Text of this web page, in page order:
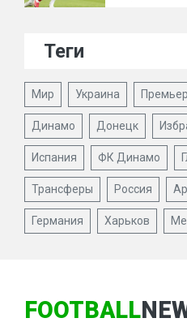
Теги
Мир Украина
Динамо Донецк
Испания ФК Динамо
Трансферы Россия
Германия Харьков
FOOTBALL